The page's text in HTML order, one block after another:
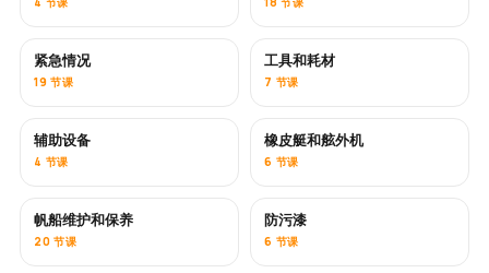
紧急情况
19 节课
工具和耗材
7 节课
辅助设备
4 节课
橡皮艇和舷外机
6 节课
帆船维护和保养
20 节课
即将推出
防污漆
6 节课